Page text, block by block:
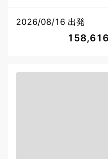
2026/08/16 出発